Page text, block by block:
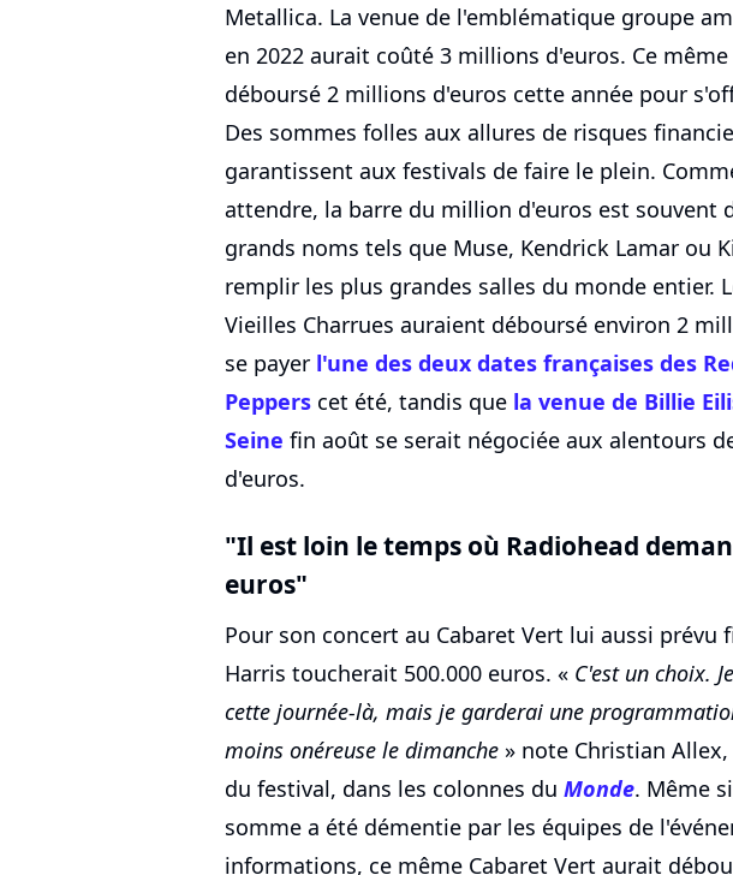
Metallica. La venue de l'emblématique groupe
en 2022 aurait coûté 3 millions d'euros. Ce
déboursé 2 millions d'euros cette année pour
Des sommes folles aux allures de risques
garantissent aux festivals de faire le plein.
attendre, la barre du million d'euros est souvent
grands noms tels que Muse, Kendrick Lamar ou
remplir les plus grandes salles du monde entier.
Vieilles Charrues auraient déboursé environ 2
se payer l'une des deux dates françaises des
Peppers cet été, tandis que la venue de Billie
Seine fin août se serait négociée aux alentours
d'euros.
"Il est loin le temps où Radiohead
euros"
Pour son concert au Cabaret Vert lui aussi prévu
Harris toucherait 500.000 euros. « C'est un choix.
cette journée-là, mais je garderai une
moins onéreuse le dimanche » note Christian
du festival, dans les colonnes du Monde. Même
somme a été démentie par les équipes de
informations, ce même Cabaret Vert aurait